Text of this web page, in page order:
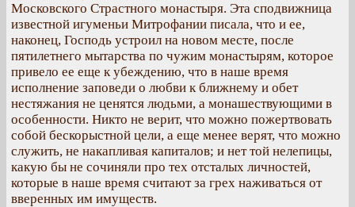
Московского Страстного монастыря. Эта сподвижница
известной игуменьи Митрофании писала, что и ее,
наконец, Господь устроил на новом месте, после
пятилетнего мытарства по чужим монастырям, которое
привело ее еще к убеждению, что в наше время
исполнение заповеди о любви к ближнему и обет
нестяжания не ценятся людьми, а монашествующими в
особенности. Никто не верит, что можно пожертвовать
собой бескорыстной цели, а еще менее верят, что можно
служить, не накапливая капиталов; и нет той нелепицы,
какую бы не сочиняли про тех отсталых личностей,
которые в наше время считают за грех наживаться от
вверенных им имуществ.